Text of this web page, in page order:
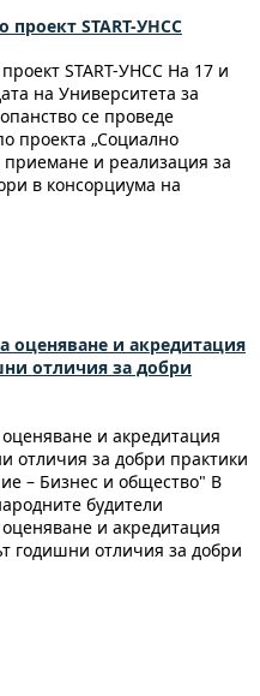
START-УНСС
START-УНСС На 17 и
на Университета за
се проведе
проекта „Социално
и реализация за
в консорциума на
оценяване и акредитация
отличия за добри
и акредитация
отличия за добри практики
– Бизнес и общество" В
будители
и акредитация
годишни отличия за добри